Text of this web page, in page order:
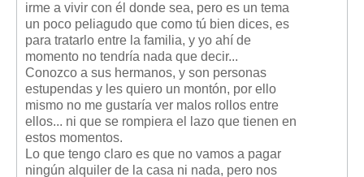
irme a vivir con él donde sea, pero es un tema
un poco peliagudo que como tú bien dices, es
para tratarlo entre la familia, y yo ahí de
momento no tendría nada que decir...
Conozco a sus hermanos, y son personas
estupendas y les quiero un montón, por ello
mismo no me gustaría ver malos rollos entre
ellos... ni que se rompiera el lazo que tienen en
estos momentos.
Lo que tengo claro es que no vamos a pagar
ningún alquiler de la casa ni nada, pero nos